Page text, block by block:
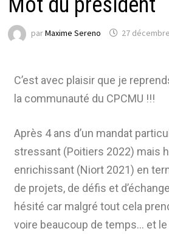
parMaxime Sereno 27
C’est avec plaisir que je
la communauté du CPCMU !!!
Après 4 ans d’un mandat
stressant (Poitiers 2022) mais
enrichissant (Niort 2021) en
de projets, de défis et
hésité car malgré tout cela
voire beaucoup de temps… et